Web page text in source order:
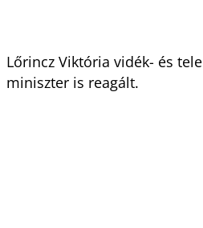
Lőrincz Viktória vidék- és
miniszter is reagált.